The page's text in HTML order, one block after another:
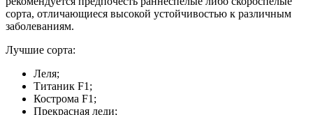
сорта, отличающиеся высокой устойчивостью к различным
заболеваниям.
Лучшие сорта:
Леля;
Титаник F1;
Кострома F1;
Прекрасная леди;